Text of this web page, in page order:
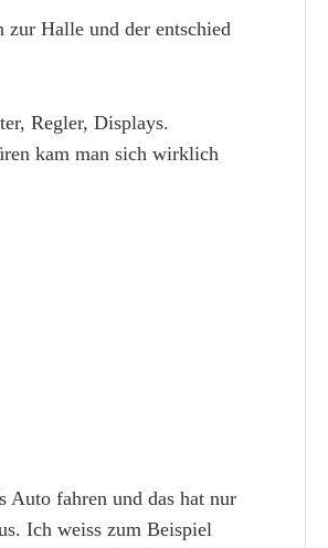
Halle und der entschied
Regler, Displays.
kam man sich wirklich
Auto fahren und das hat nur
Ich weiss zum Beispiel